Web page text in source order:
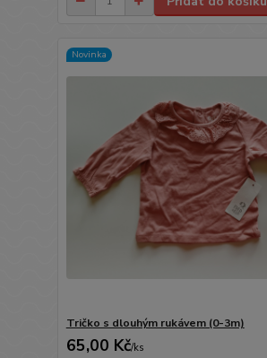
Novinka
Tričko s dlouhým rukávem (0-3m)
65,00 Kč/ks